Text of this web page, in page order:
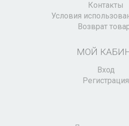
Контакты
Условия
Возврат
МОЙ
Вход
Регистрация